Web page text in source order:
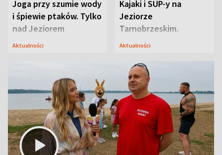
Joga przy szumie wody
i śpiewie ptaków. Tylko
nad Jeziorem
Tarnobrzeskim
Aktualności
Kajaki i SUP-y na
Jeziorze
Tarnobrzeskim.
Przyrodnicy zwracają
Aktualności